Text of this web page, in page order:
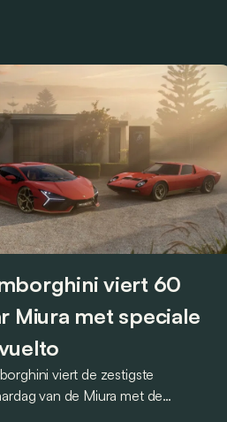
viert 60
Miura met speciale
viert de zestigste
van de Miura met de